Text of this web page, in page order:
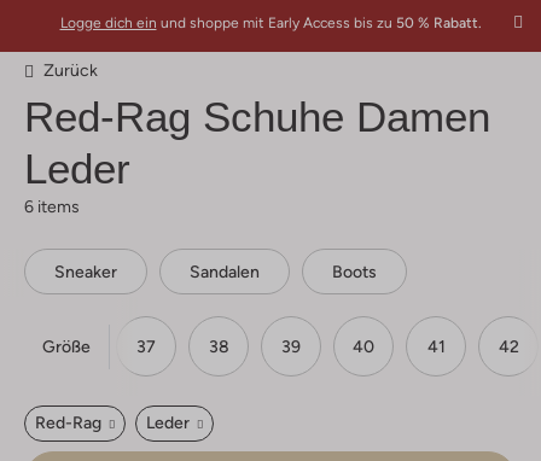
Logge dich ein und shoppe mit Early Access bis zu 50 % Rabatt.
Zurück
Red-Rag Schuhe Damen
Leder
6 items
Sneaker Sandalen Boots
Größe
36 37 38 39 40 41 42
Red-Rag Leder